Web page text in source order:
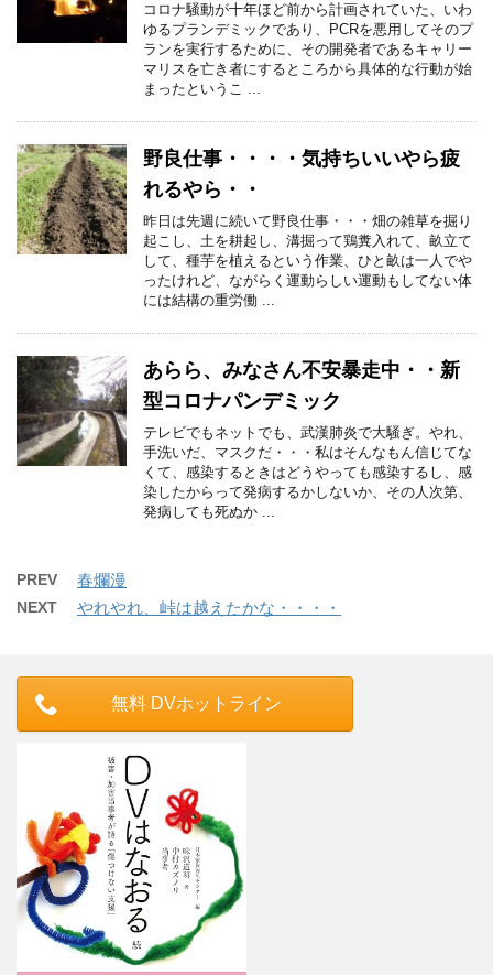
コロナ騒動が十年ほど前から計画されていた、いわ
ゆるプランデミックであり、PCRを悪用してそのプ
ランを実行するために、その開発者であるキャリー
マリスを亡き者にするところから具体的な行動が始
まったというこ ...
野良仕事・・・・気持ちいいやら疲
れるやら・・
昨日は先週に続いて野良仕事・・・畑の雑草を掘り
起こし、土を耕起し、溝掘って鶏糞入れて、畝立て
して、種芋を植えるという作業、ひと畝は一人でや
ったけれど、ながらく運動らしい運動もしてない体
には結構の重労働 ...
あらら、みなさん不安暴走中・・新
型コロナパンデミック
テレビでもネットでも、武漢肺炎で大騒ぎ。やれ、
手洗いだ、マスクだ・・・私はそんなもん信じてな
くて、感染するときはどうやっても感染するし、感
染したからって発病するかしないか、その人次第、
発病しても死ぬか ...
PREV 春爛漫
NEXT やれやれ、峠は越えたかな・・・・
無料 DVホットライン